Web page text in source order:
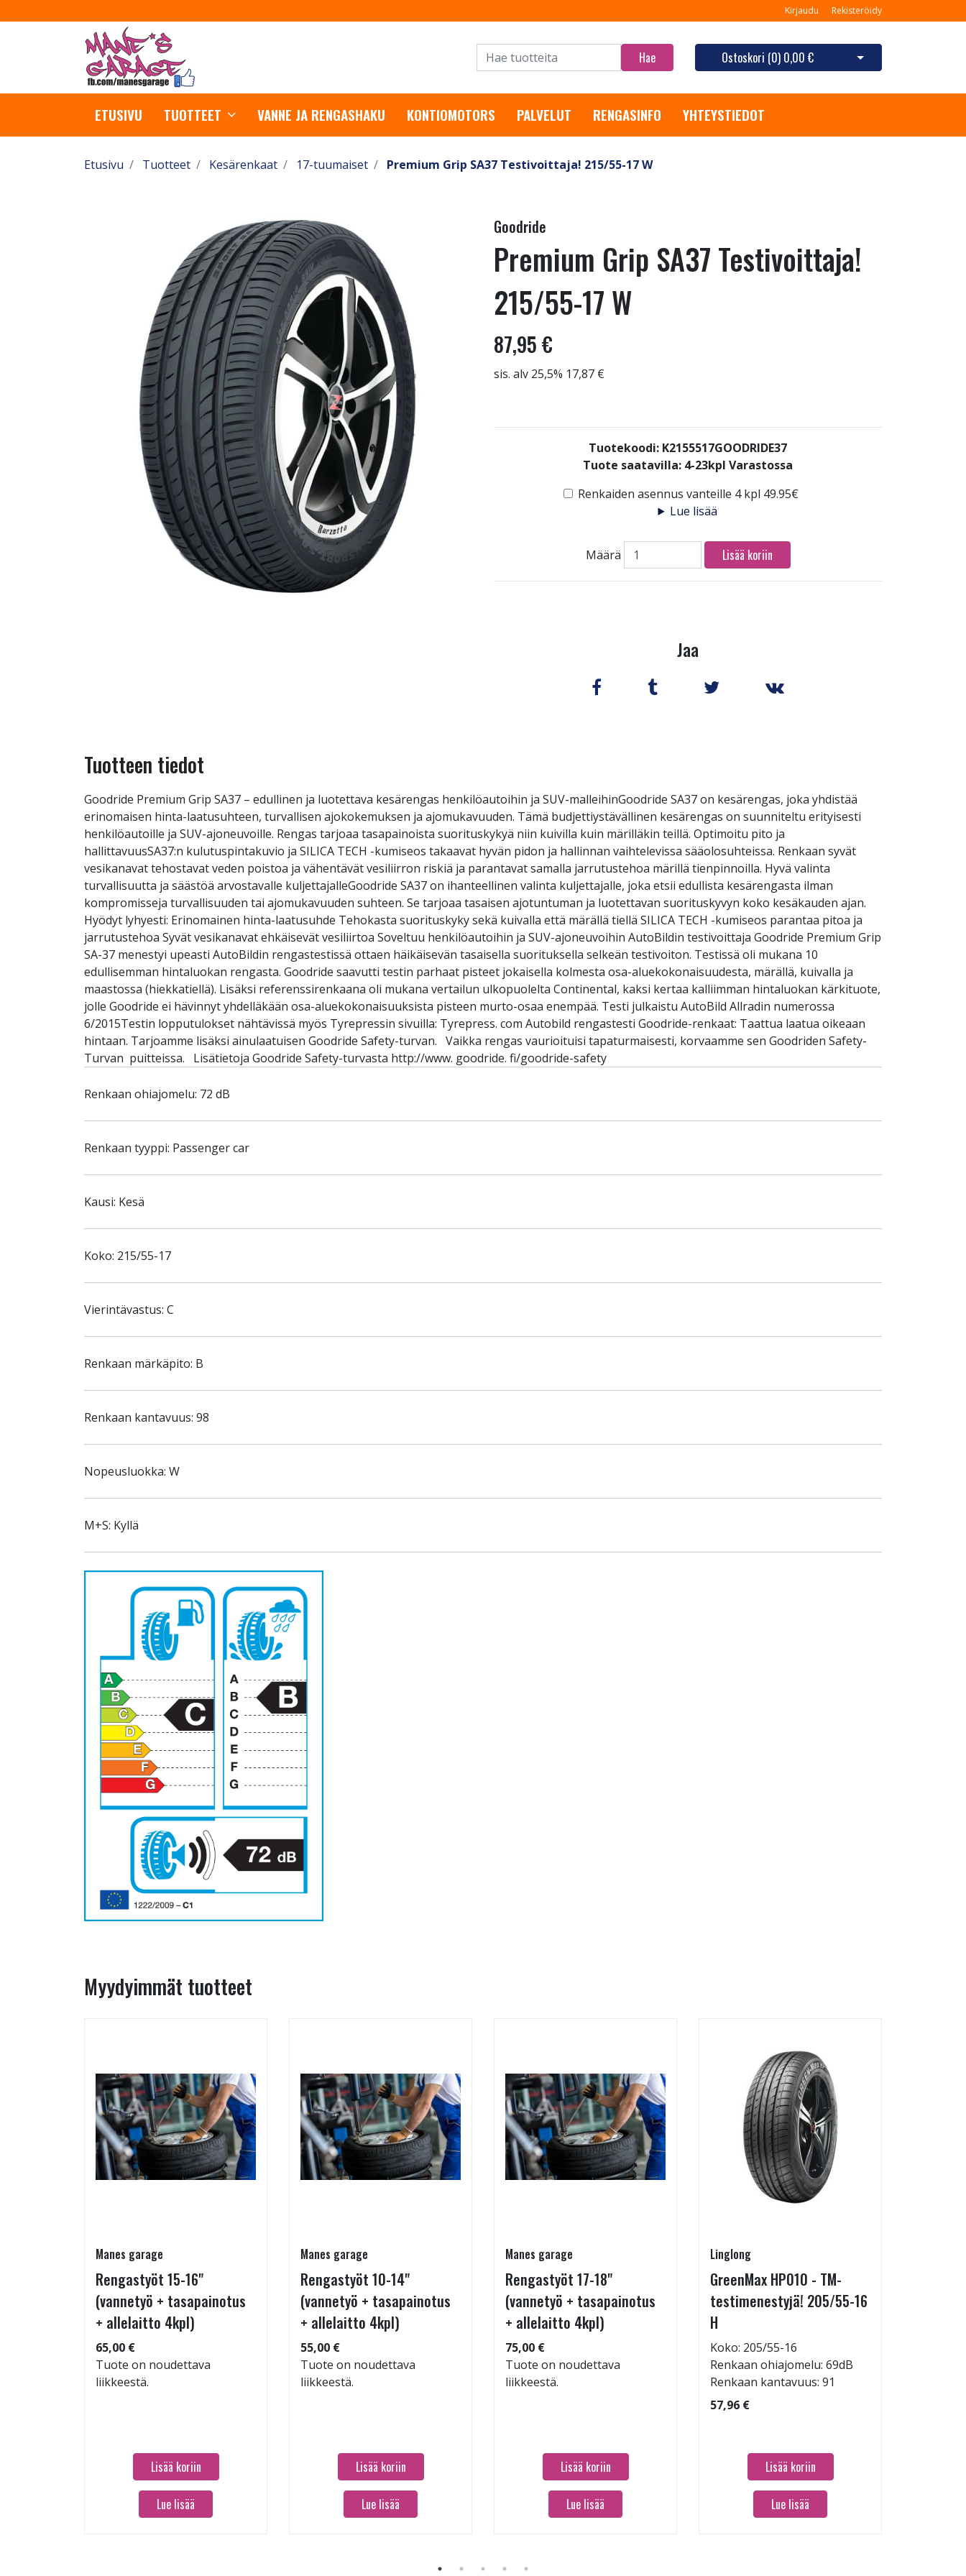
Kirjaudu Rekisteröidy
Hae Ostoskori (0) 0,00 € Avaa ostoskori
ETUSIVU TUOTTEET VANNE JA RENGASHAKU KONTIOMOTORS PALVELUT RENGASINFO YHTEYSTIEDOT
Etusivu Tuotteet Kesärenkaat 17-tuumaiset Premium Grip SA37 Testivoittaja! 215/55-17 W
Goodride
Premium Grip SA37 Testivoittaja!
215/55-17 W
87,95 €
sis. alv 25,5% 17,87 €
Tuotekoodi: K2155517GOODRIDE37
Tuote saatavilla: 4-23kpl Varastossa
Renkaiden asennus vanteille 4 kpl 49.95€
Lue lisää
Määrä Lisää koriin
Jaa
Tuotteen tiedot
Goodride Premium Grip SA37 – edullinen ja luotettava kesärengas henkilöautoihin ja SUV-malleihinGoodride SA37 on kesärengas, joka yhdistää
erinomaisen hinta-laatusuhteen, turvallisen ajokokemuksen ja ajomukavuuden. Tämä budjettiystävällinen kesärengas on suunniteltu erityisesti
henkilöautoille ja SUV-ajoneuvoille. Rengas tarjoaa tasapainoista suorituskykyä niin kuivilla kuin märilläkin teillä. Optimoitu pito ja
hallittavuusSA37:n kulutuspintakuvio ja SILICA TECH -kumiseos takaavat hyvän pidon ja hallinnan vaihtelevissa sääolosuhteissa. Renkaan syvät
vesikanavat tehostavat veden poistoa ja vähentävät vesiliirron riskiä ja parantavat samalla jarrutustehoa märillä tienpinnoilla. Hyvä valinta
turvallisuutta ja säästöä arvostavalle kuljettajalleGoodride SA37 on ihanteellinen valinta kuljettajalle, joka etsii edullista kesärengasta ilman
kompromisseja turvallisuuden tai ajomukavuuden suhteen. Se tarjoaa tasaisen ajotuntuman ja luotettavan suorituskyvyn koko kesäkauden ajan.
Hyödyt lyhyesti: Erinomainen hinta-laatusuhde Tehokasta suorituskyky sekä kuivalla että märällä tiellä SILICA TECH -kumiseos parantaa pitoa ja
jarrutustehoa Syvät vesikanavat ehkäisevät vesiliirtoa Soveltuu henkilöautoihin ja SUV-ajoneuvoihin AutoBildin testivoittaja Goodride Premium Grip
SA-37 menestyi upeasti AutoBildin rengastestissä ottaen häikäisevän tasaisella suorituksella selkeän testivoiton. Testissä oli mukana 10
edullisemman hintaluokan rengasta. Goodride saavutti testin parhaat pisteet jokaisella kolmesta osa-aluekokonaisuudesta, märällä, kuivalla ja
maastossa (hiekkatiellä). Lisäksi referenssirenkaana oli mukana vertailun ulkopuolelta Continental, kaksi kertaa kalliimman hintaluokan kärkituote,
jolle Goodride ei hävinnyt yhdelläkään osa-aluekokonaisuuksista pisteen murto-osaa enempää. Testi julkaistu AutoBild Allradin numerossa
6/2015Testin lopputulokset nähtävissä myös Tyrepressin sivuilla: Tyrepress. com Autobild rengastesti Goodride-renkaat: Taattua laatua oikeaan
hintaan. Tarjoamme lisäksi ainulaatuisen Goodride Safety-turvan. Vaikka rengas vaurioituisi tapaturmaisesti, korvaamme sen Goodriden Safety-
Turvan puitteissa. Lisätietoja Goodride Safety-turvasta http://www. goodride. fi/goodride-safety
Renkaan ohiajomelu: 72 dB
Renkaan tyyppi: Passenger car
Kausi: Kesä
Koko: 215/55-17
Vierintävastus: C
Renkaan märkäpito: B
Renkaan kantavuus: 98
Nopeusluokka: W
M+S: Kyllä
Myydyimmät tuotteet
Manes garage
Rengastyöt 15-16"
(vannetyö + tasapainotus
+ allelaitto 4kpl)
65,00 €
Tuote on noudettava
liikkeestä.
Lisää koriin
Lue lisää
Manes garage
Rengastyöt 10-14"
(vannetyö + tasapainotus
+ allelaitto 4kpl)
55,00 €
Tuote on noudettava
liikkeestä.
Lisää koriin
Lue lisää
Manes garage
Rengastyöt 17-18"
(vannetyö + tasapainotus
+ allelaitto 4kpl)
75,00 €
Tuote on noudettava
liikkeestä.
Lisää koriin
Lue lisää
Linglong
GreenMax HP010 - TM-
testimenestyjä! 205/55-16
H
Koko: 205/55-16
Renkaan ohiajomelu: 69dB
Renkaan kantavuus: 91
57,96 €
Lisää koriin
Lue lisää